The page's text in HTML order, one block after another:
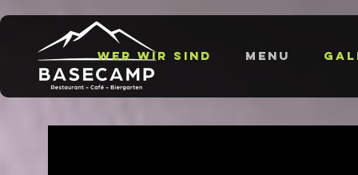
Wer wir sind Menu